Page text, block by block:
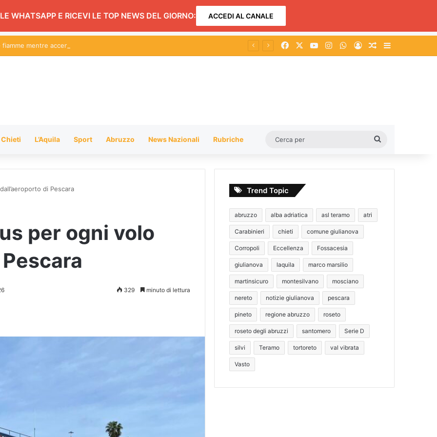
WHATSAPP E RICEVI LE TOP NEWS DEL GIORNO: ACCEDI AL CANALE
mentre accende il barbecue Facebook You TubeInstagramWhatsApp
AccediUn articolo a
Chieti L’Aquila Sport Abruzzo News Nazionali Rubriche
di Pescara
per ogni volo
329 minuto di lettura
Trend Topic
abruzzo alba adriatica asl teramo atri
Carabinieri chieti comune giulianova
Corropoli Eccellenza Fossacesia
giulianova laquila marco marsilio
martinsicuro montesilvano mosciano
nereto notizie giulianova pescara
pineto regione abruzzo roseto
roseto degli abruzzi santomero Serie D
silvi Teramo tortoreto val vibrata
Vasto